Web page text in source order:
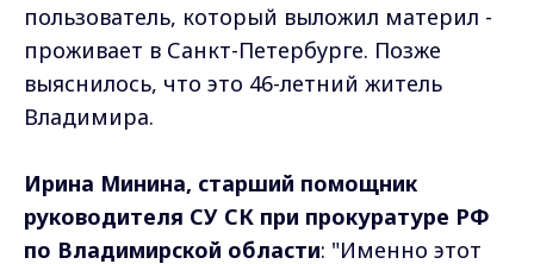
пользователь, который выложил материл -
проживает в Санкт-Петербурге. Позже
выяснилось, что это 46-летний житель
Владимира.
Ирина Минина, старший помощник
руководителя СУ СК при прокуратуре РФ
по Владимирской области: "Именно этот